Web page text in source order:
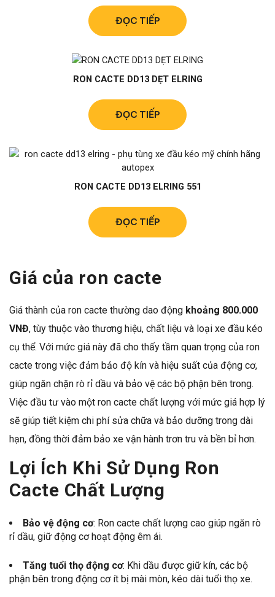
ĐỌC TIẾP
RON CACTE DD13 DẸT ELRING
ĐỌC TIẾP
RON CACTE DD13 ELRING 551
ĐỌC TIẾP
Giá của ron cacte
Giá thành của ron cacte thường dao động khoảng 800.000
VNĐ, tùy thuộc vào thương hiệu, chất liệu và loại xe đầu kéo
cụ thể. Với mức giá này đã cho thấy tầm quan trọng của ron
cacte trong việc đảm bảo độ kín và hiệu suất của động cơ,
giúp ngăn chặn rò rỉ dầu và bảo vệ các bộ phận bên trong.
Việc đầu tư vào một ron cacte chất lượng với mức giá hợp lý
sẽ giúp tiết kiệm chi phí sửa chữa và bảo dưỡng trong dài
hạn, đồng thời đảm bảo xe vận hành trơn tru và bền bỉ hơn.
Lợi Ích Khi Sử Dụng Ron
Cacte Chất Lượng
Bảo vệ động cơ: Ron cacte chất lượng cao giúp ngăn rò
rỉ dầu, giữ động cơ hoạt động êm ái.
Tăng tuổi thọ động cơ: Khi dầu được giữ kín, các bộ
phận bên trong động cơ ít bị mài mòn, kéo dài tuổi thọ xe.